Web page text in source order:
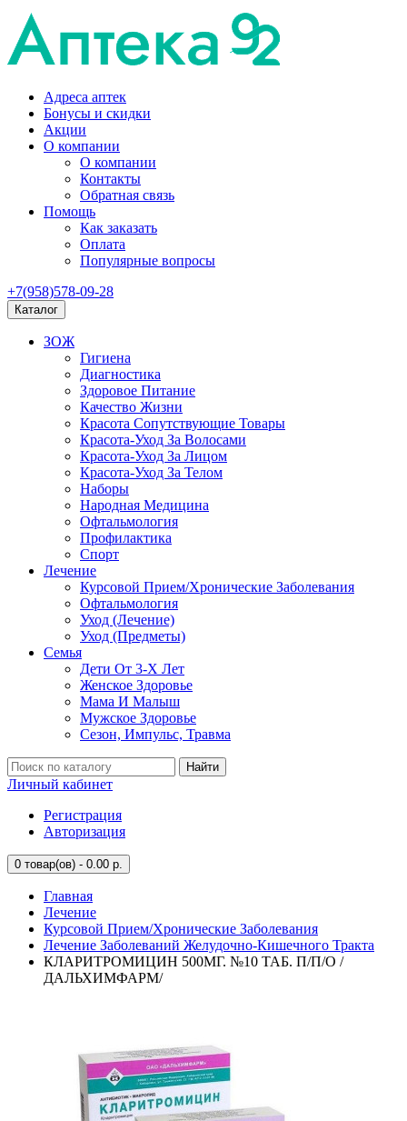
Адреса аптек
Бонусы и скидки
Акции
О компании
О компании
Контакты
Обратная связь
Помощь
Как заказать
Оплата
Популярные вопросы
+7(958)578-09-28
Каталог
ЗОЖ
Гигиена
Диагностика
Здоровое Питание
Качество Жизни
Красота Сопутствующие Товары
Красота-Уход За Волосами
Красота-Уход За Лицом
Красота-Уход За Телом
Наборы
Народная Медицина
Офтальмология
Профилактика
Спорт
Лечение
Курсовой Прием/Хронические Заболевания
Офтальмология
Уход (Лечение)
Уход (Предметы)
Семья
Дети От 3-Х Лет
Женское Здоровье
Мама И Малыш
Мужское Здоровье
Сезон, Импульс, Травма
Найти
Личный кабинет
Регистрация
Авторизация
0 товар(ов) - 0.00 р.
Главная
Лечение
Курсовой Прием/Хронические Заболевания
Лечение Заболеваний Желудочно-Кишечного Тракта
КЛАРИТРОМИЦИН 500МГ. №10 ТАБ. П/П/О /
ДАЛЬХИМФАРМ/